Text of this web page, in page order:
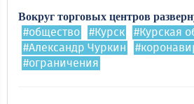
Вокруг торговых центров
#общество #Курск
#Курская
#Александр Чуркин
#ограничения